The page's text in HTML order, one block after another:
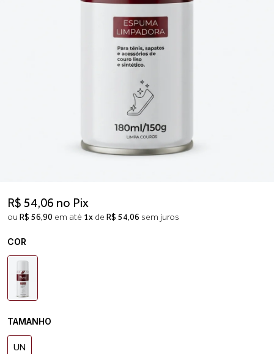
R$ 54,06 no Pix
ou R$ 56,90 em até 1x de R$ 54,06 sem juros
COR
TAMANHO
UN